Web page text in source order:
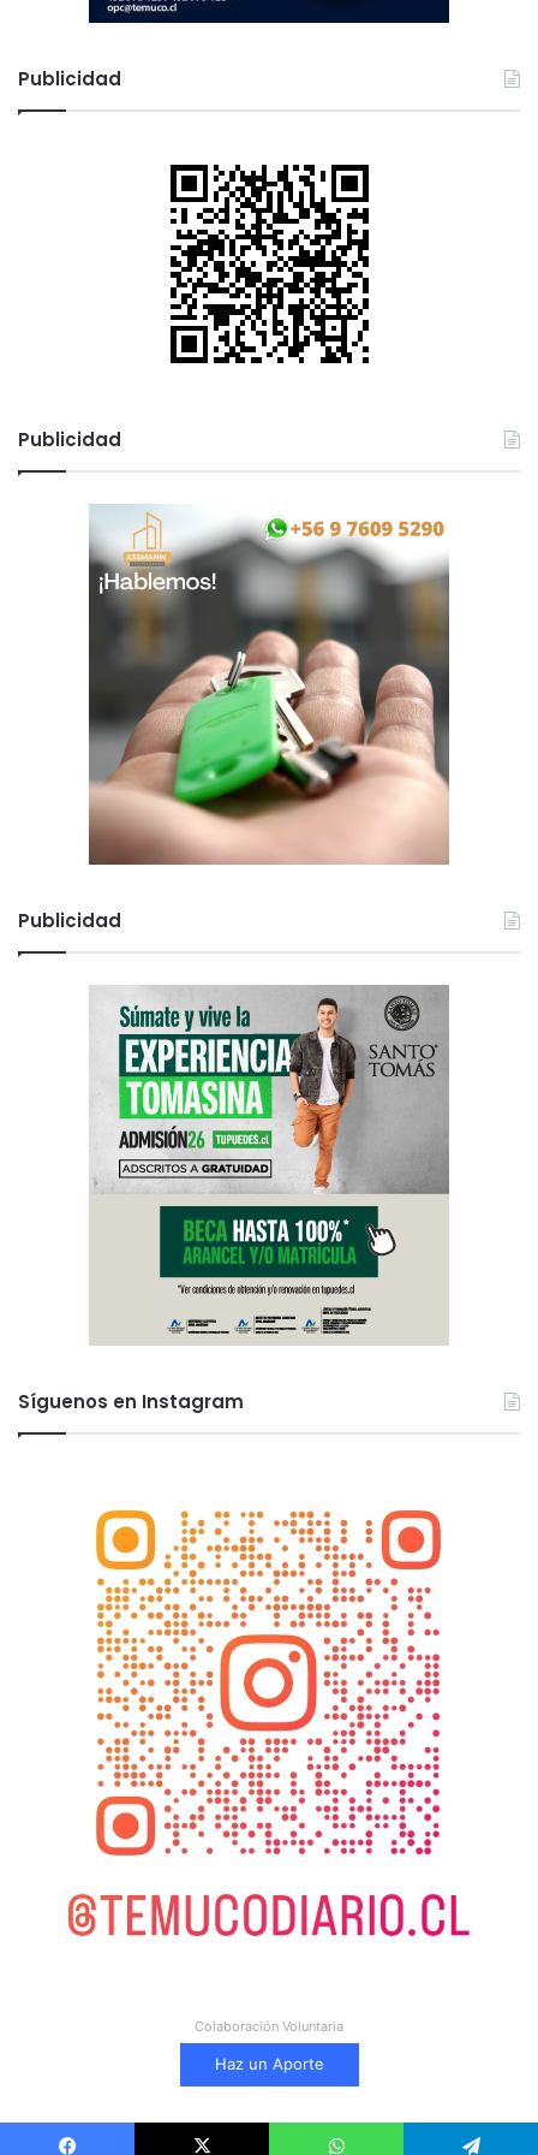
Publicidad
Publicidad
Publicidad
Síguenos en Instagram
Colaboración Voluntaria
Haz un Aporte